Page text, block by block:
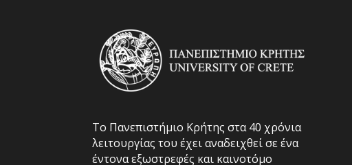
Το Πανεπιστήμιο Κρήτης στα 40 χρόνια
λειτουργίας του έχει αναδειχθεί σε ένα
έντονα εξωστρεφές και καινοτόμο